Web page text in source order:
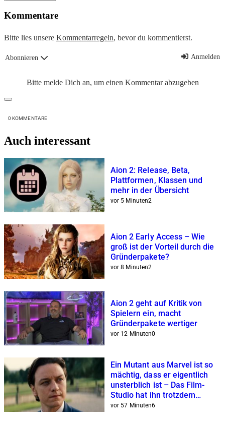
Kommentare
Bitte lies unsere Kommentarregeln, bevor du kommentierst.
Abonnieren Anmelden
Bitte melde Dich an, um einen Kommentar abzugeben
0 KOMMENTARE
Auch interessant
Aion 2: Release, Beta,
Plattformen, Klassen und
mehr in der Übersicht
vor 5 Minuten2
Aion 2 Early Access – Wie
groß ist der Vorteil durch die
Gründerpakete?
vor 8 Minuten2
Aion 2 geht auf Kritik von
Spielern ein, macht
Gründerpakete wertiger
vor 12 Minuten0
Ein Mutant aus Marvel ist so
mächtig, dass er eigentlich
unsterblich ist – Das Film-
Studio hat ihn trotzdem
unspektakulär erledigt
vor 57 Minuten6